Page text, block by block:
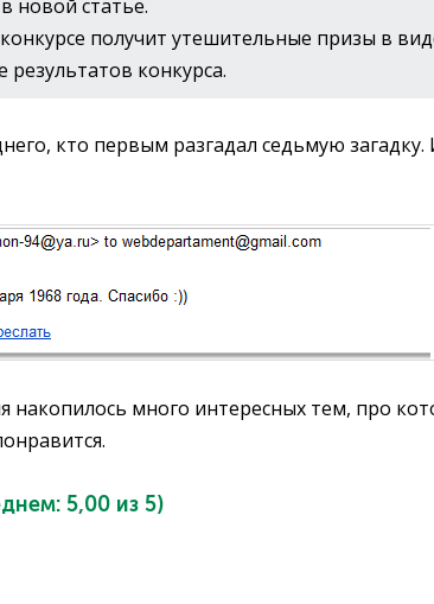
новой статье.
получит утешительные призы в
конкурса.
кто первым разгадал седьмую
накопилось много интересных тем, про
5,00 из 5)